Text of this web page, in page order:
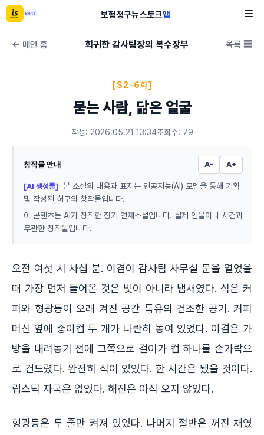
Beta 보험청구뉴스토크앱
← 메인 홈 회귀한 감사팀장의 복수장부 목록 ☰
[S2-6화]
묻는 사람, 닮은 얼굴
작성: 2026.05.21 13:34조회수: 79
창작물 안내 A- A+
[AI 생성물]
본 소설의 내용과 표지는 인공지능(AI) 모델을 통해 기획
및 작성된 허구의 창작물입니다.
이 콘텐츠는 AI가 창작한 장기 연재소설입니다. 실제 인물이나 사건과
무관한 창작물입니다.
오전 여섯 시 사십 분. 이겸이 감사팀 사무실 문을 열었을
때 가장 먼저 들어온 것은 빛이 아니라 냄새였다. 식은 커
피와 형광등이 오래 켜진 공간 특유의 건조한 공기. 커피
머신 옆에 종이컵 두 개가 나란히 놓여 있었다. 이겸은 가
방을 내려놓기 전에 그쪽으로 걸어가 컵 하나를 손가락으
로 건드렸다. 완전히 식어 있었다. 한 시간은 됐을 것이다.
립스틱 자국은 없었다. 해진은 아직 오지 않았다.
형광등은 두 줄만 켜져 있었다. 나머지 절반은 꺼진 채였